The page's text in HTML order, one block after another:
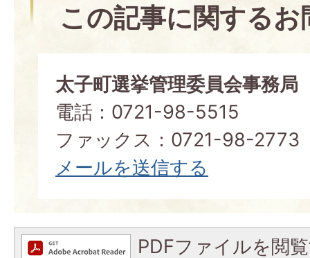
この記事に関する
太子町選挙管理委員会事務局
電話：0721-98-5515
ファックス：0721-98-2773
メールを送信する
PDFファイルを閲